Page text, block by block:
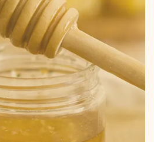
z'est parti !